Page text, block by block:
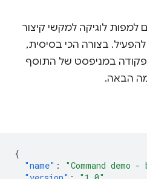
לוגיקה למקשי קיצור
בצורה הכי בסיסית,
במניפסט של התוסף
הבאה.
{
"name" : "Command demo